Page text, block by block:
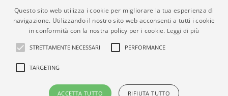
garanzia da parte di quest'ultima. immobiliare-italia.it
quindi non è responsabile della veridicità, della
correttezza, della completezza, della normativa in
materia di privacy e/o di alcun altro aspetto dei
suddetti annunci.
© Copyright 2007 - 2026
Powered by
Questo sito web utilizza i cookie per migliorare la tua esperienza di
navigazione. Utilizzando il nostro sito web acconsenti a tutti i cookie
in conformità con la nostra policy per i cookie. Leggi di più
STRETTAMENTE NECESSARI PERFORMANCE
TARGETING
ACCETTA TUTTO RIFIUTA TUTTO